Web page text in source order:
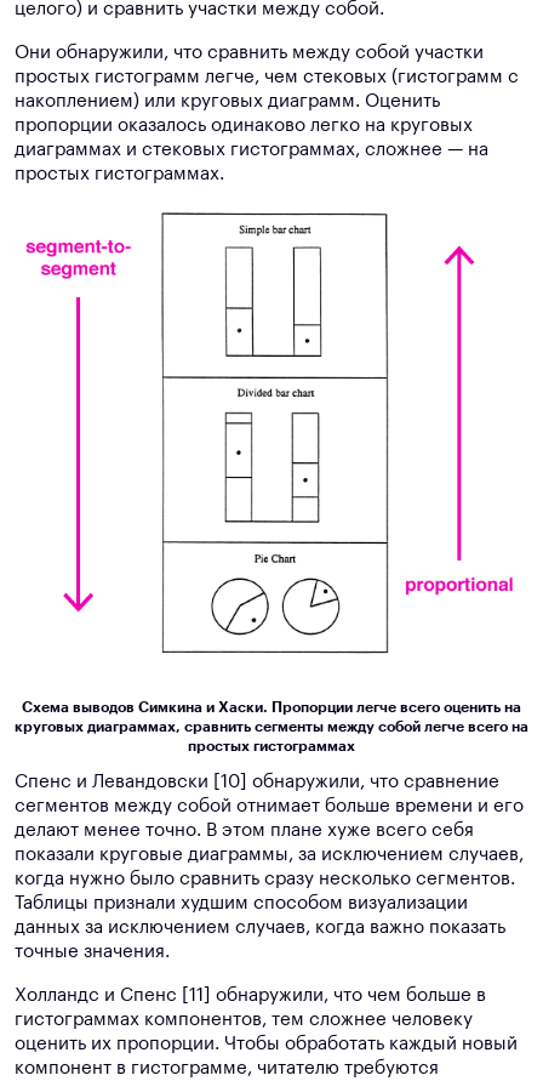
целого) и сравнить участки между собой.
Они обнаружили, что сравнить между собой участки
простых гистограмм легче, чем стековых (гистограмм с
накоплением) или круговых диаграмм. Оценить
пропорции оказалось одинаково легко на круговых
диаграммах и стековых гистограммах, сложнее — на
простых гистограммах.
Схема выводов Симкина и Хаски. Пропорции легче всего оценить на
круговых диаграммах, сравнить сегменты между собой легче всего на
простых гистограммах
Спенс и Левандовски [10] обнаружили, что сравнение
сегментов между собой отнимает больше времени и его
делают менее точно. В этом плане хуже всего себя
показали круговые диаграммы, за исключением случаев,
когда нужно было сравнить сразу несколько сегментов.
Таблицы признали худшим способом визуализации
данных за исключением случаев, когда важно показать
точные значения.
Холландс и Спенс [11] обнаружили, что чем больше в
гистограммах компонентов, тем сложнее человеку
оценить их пропорции. Чтобы обработать каждый новый
компонент в гистограмме, читателю требуются